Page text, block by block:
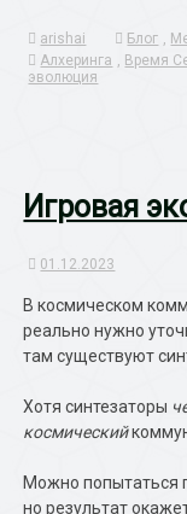
arishai Блог ,
Алхеринга , Время
эволюция
Игровая
01.12.2023
В космическом
реально нужно
там существуют
Хотя синтезаторы
космический
Можно попытаться
но результат